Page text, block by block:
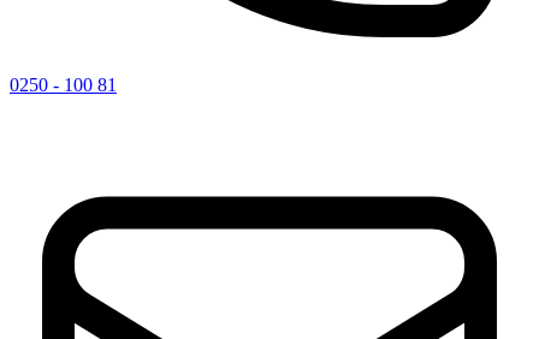
0250 - 100 81